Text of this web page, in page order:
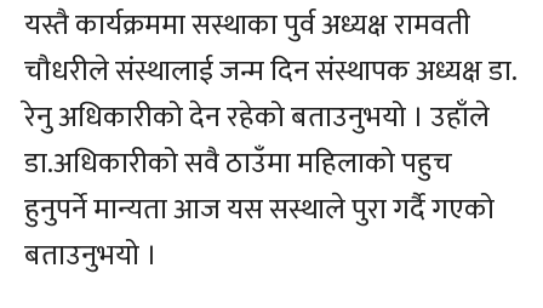
यस्तै कार्यक्रममा सस्थाका पुर्व अध्यक्ष रामवती
चौधरीले संस्थालाई जन्म दिन संस्थापक अध्यक्ष डा.
रेनु अधिकारीको देन रहेको बताउनुभयो । उहाँले
डा.अधिकारीको सवै ठाउँमा महिलाको पहुच
हुनुपर्ने मान्यता आज यस सस्थाले पुरा गर्दै गएको
बताउनुभयो ।